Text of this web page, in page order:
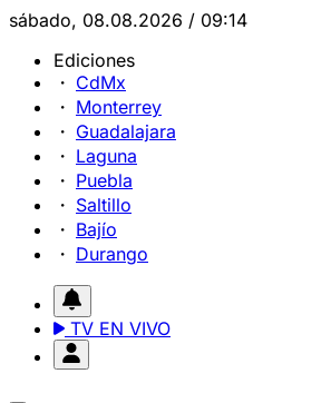
sábado, 08.08.2026 / 09:14
Ediciones
CdMx
Monterrey
Guadalajara
Laguna
Puebla
Saltillo
Bajío
Durango
TV EN VIVO